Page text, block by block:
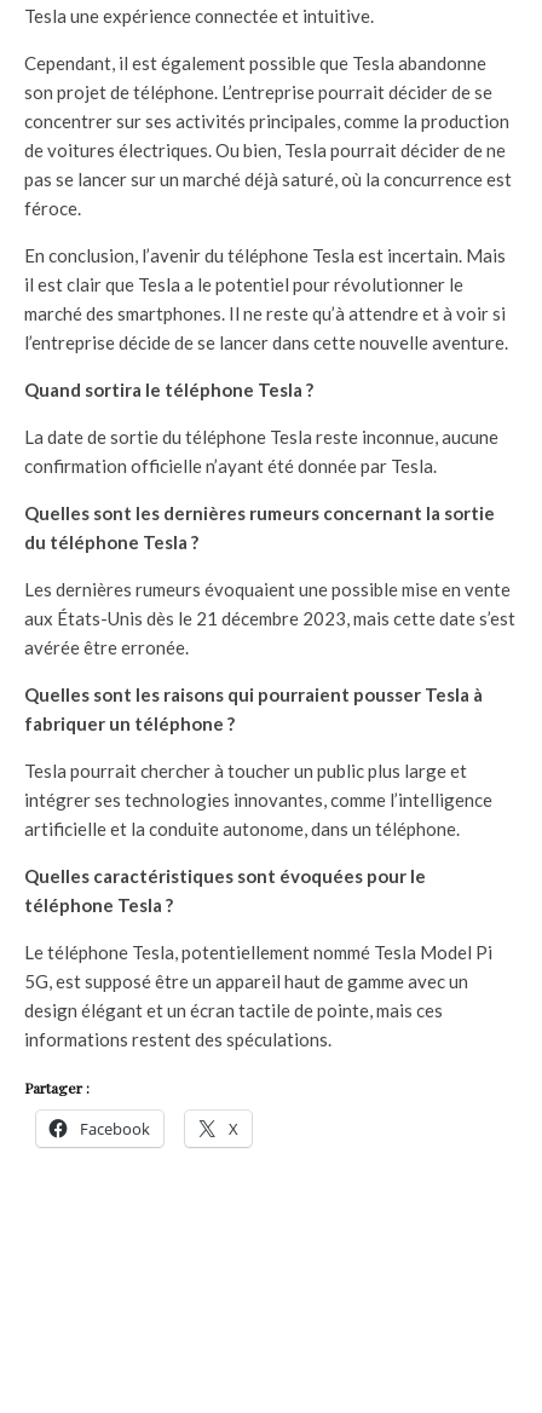
Tesla une expérience connectée et intuitive.
Cependant, il est également possible que Tesla abandonne
son projet de téléphone. L’entreprise pourrait décider de se
concentrer sur ses activités principales, comme la production
de voitures électriques. Ou bien, Tesla pourrait décider de ne
pas se lancer sur un marché déjà saturé, où la concurrence est
féroce.
En conclusion, l’avenir du téléphone Tesla est incertain. Mais
il est clair que Tesla a le potentiel pour révolutionner le
marché des smartphones. Il ne reste qu’à attendre et à voir si
l’entreprise décide de se lancer dans cette nouvelle aventure.
Quand sortira le téléphone Tesla ?
La date de sortie du téléphone Tesla reste inconnue, aucune
confirmation officielle n’ayant été donnée par Tesla.
Quelles sont les dernières rumeurs concernant la sortie
du téléphone Tesla ?
Les dernières rumeurs évoquaient une possible mise en vente
aux États-Unis dès le 21 décembre 2023, mais cette date s’est
avérée être erronée.
Quelles sont les raisons qui pourraient pousser Tesla à
fabriquer un téléphone ?
Tesla pourrait chercher à toucher un public plus large et
intégrer ses technologies innovantes, comme l’intelligence
artificielle et la conduite autonome, dans un téléphone.
Quelles caractéristiques sont évoquées pour le
téléphone Tesla ?
Le téléphone Tesla, potentiellement nommé Tesla Model Pi
5G, est supposé être un appareil haut de gamme avec un
design élégant et un écran tactile de pointe, mais ces
informations restent des spéculations.
Partager :
Facebook X